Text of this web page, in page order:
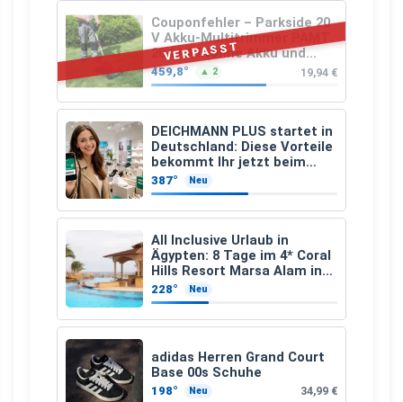
VERPASST
Couponfehler – Parkside 20
V Akku-Multitrimmer PAMT
20-Li A1 (ohne Akku und
Ladegerät)
459,8° ▲ 2 19,94 €
DEICHMANN PLUS startet in
Deutschland: Diese Vorteile
bekommt Ihr jetzt beim
Schuhkauf
387° Neu
All Inclusive Urlaub in
Ägypten: 8 Tage im 4* Coral
Hills Resort Marsa Alam inkl.
Flüge ab 299 € p.P.
228° Neu
adidas Herren Grand Court
Base 00s Schuhe
198° Neu 34,99 €